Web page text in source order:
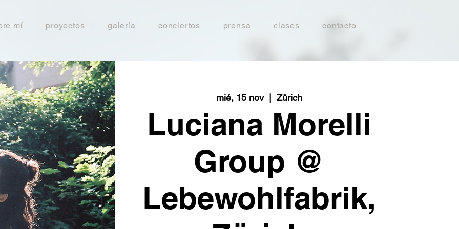
mí proyectos galería conciertos prensa clases contacto
mié, 15 nov
  |
Zürich
Luciana Morelli
Group @
Lebewohlfabrik,